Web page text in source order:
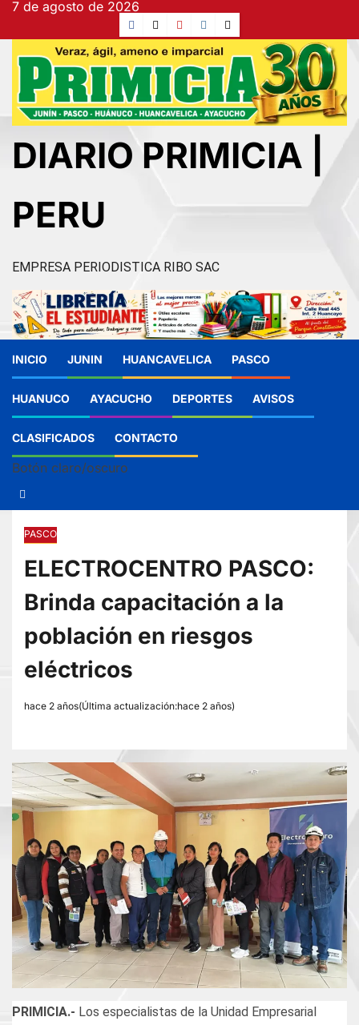
contenido
7 de agosto de 2026
Facebook
TikTokYouTube
Instagram
X
DIARIO PRIMICIA |
PERU
EMPRESA PERIODISTICA RIBO SAC
INICIO JUNIN HUANCAVELICA PASCO
HUANUCO AYACUCHO DEPORTES AVISOS
CLASIFICADOS CONTACTO
Botón claro/oscuro
PASCO
ELECTROCENTRO PASCO:
Brinda capacitación a la
población en riesgos
eléctricos
hace 2 años(Última actualización:hace 2 años)
PRIMICIA.- Los especialistas de la Unidad Empresarial